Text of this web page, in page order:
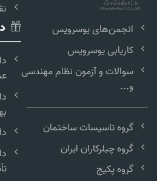
انجمن‌های یوسرویس
کاریابی یوسرویس
سوالات و آزمون نظام مهندسی
و...
گروه تاسیسات ساختمان
گروه چیلرکاران ایران
گروه پکیج